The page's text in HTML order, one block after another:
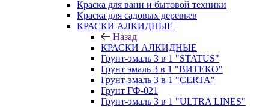
Краска для ванн и бытовой техники
Краска для садовых деревьев
КРАСКИ АЛКИДНЫЕ
Назад
КРАСКИ АЛКИДНЫЕ
Грунт-эмаль 3 в 1 "STATUS"
Грунт эмаль 3 в 1 "ВИТЕКО"
Грунт-эмаль 3 в 1 "CERTA"
Грунт ГФ-021
Грунт-эмаль 3 в 1 "ULTRA LINES"